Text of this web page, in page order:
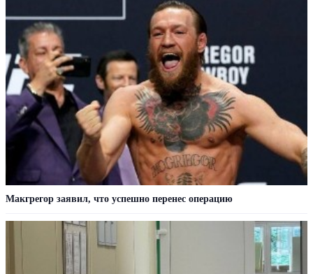
Макгрегор заявил, что успешно перенес операцию